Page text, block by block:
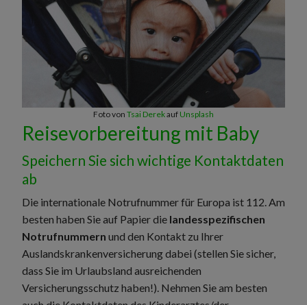
Foto von Tsai Derekauf Unsplash
Reisevorbereitung mit Baby
Speichern Sie sich wichtige Kontaktdaten
ab
Die internationale Notrufnummer für Europa ist 112. Am
besten haben Sie auf Papier die landesspezifischen
Notrufnummern und den Kontakt zu Ihrer
Auslandskrankenversicherung dabei (stellen Sie sicher,
dass Sie im Urlaubsland ausreichenden
Versicherungsschutz haben!). Nehmen Sie am besten